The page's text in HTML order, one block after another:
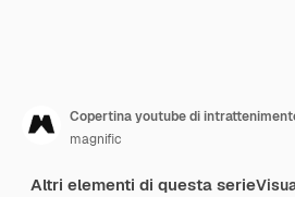
Copertina youtube di
magnific
Altri elementi di questa serie